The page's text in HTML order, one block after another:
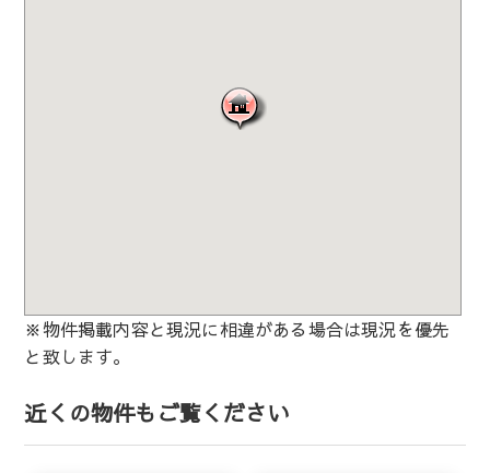
※物件掲載内容と現況に相違がある場合は現況を優先
と致します。
近くの物件もご覧ください